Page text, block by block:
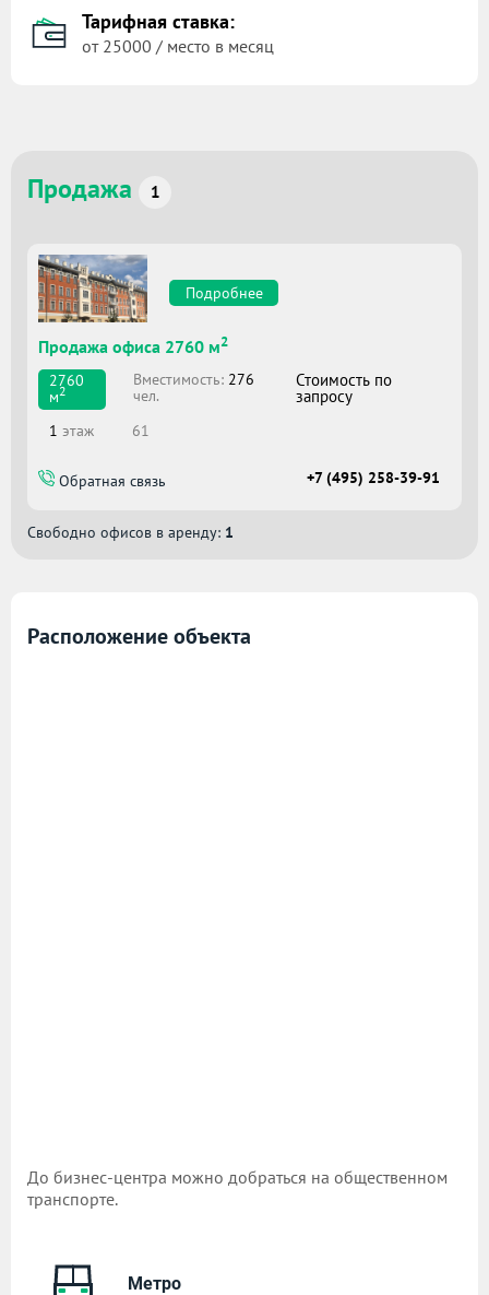
Тарифная ставка:
от 25000 / место в месяц
Продажа 1
Подробнее
Продажа офиса 2760 м2
2760
м2
Вместимоcть: 276
чел.
Стоимость по
запросу
1 этаж 61
Обратная связь +7 (495) 258-39-91
Свободно офисов в аренду: 1
Расположение объекта
До бизнес-центра можно добраться на общественном
транспорте.
Метро